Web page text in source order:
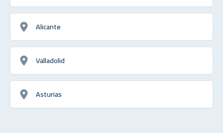
Alicante
Valladolid
Asturias